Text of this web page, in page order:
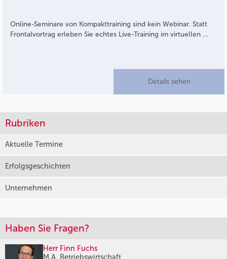
Online-Seminare von Kompakttraining sind kein Webinar. Statt
Frontalvortrag erleben Sie echtes Live-Training im virtuellen …
Details sehen
Rubriken
Aktuelle Termine
Erfolgsgeschichten
Unternehmen
Haben Sie Fragen?
Herr Finn Fuchs
M.A. Betriebswirtschaft